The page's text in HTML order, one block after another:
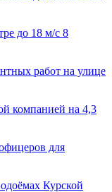
до 18 м/с 8
работ на улице
компанией на 4,3
для
Курской